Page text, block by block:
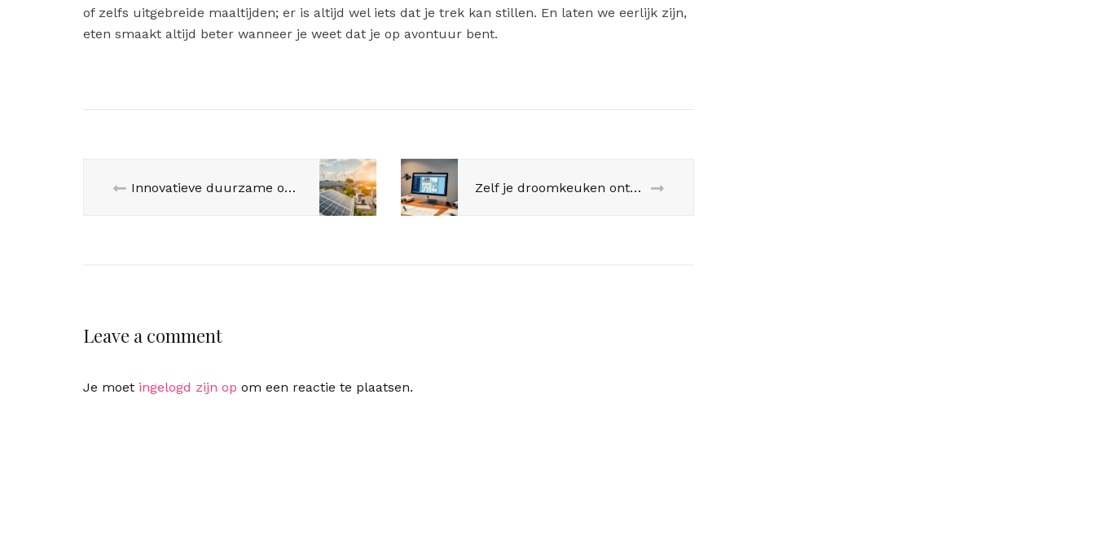
of zelfs uitgebreide maaltijden; er is altijd wel iets dat je trek kan stillen. En laten we eerlijk zijn,
eten smaakt altijd beter wanneer je weet dat je op avontuur bent.
Innovatieve duurzame oplossingen voor een groenere toekomst Zelf je droomkeuken ontwerpen: praktische tips en inspiratie
Leave a comment
Je moet ingelogd zijn op om een reactie te plaatsen.